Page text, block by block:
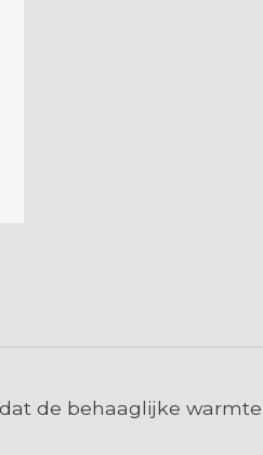
de behaaglijke